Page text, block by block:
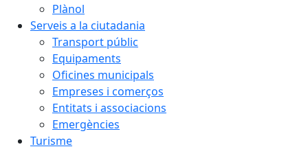
Plànol
Serveis a la ciutadania
Transport públic
Equipaments
Oficines municipals
Empreses i comerços
Entitats i associacions
Emergències
Turisme